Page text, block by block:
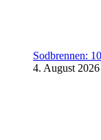
Sodbrennen:
4. August 2026